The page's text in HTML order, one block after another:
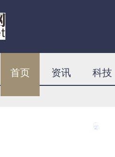
首页 资讯 科技